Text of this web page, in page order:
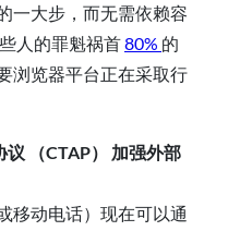
一大步，而无需依赖容
人的罪魁祸首80% 的
浏览器平台正在采取行
（CTAP） 加强外部
移动电话）现在可以通